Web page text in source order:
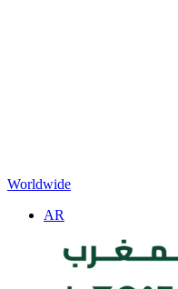
Worldwide
AR